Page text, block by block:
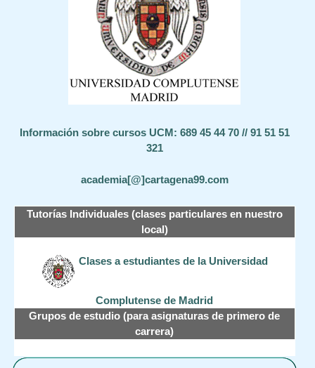
Información sobre cursos UCM: 689 45 44 70 // 91 51 51
321
academia[@]cartagena99.com
Tutorías Individuales (clases particulares en nuestro
local)
Clases a estudiantes de la Universidad
Complutense de Madrid
Grupos de estudio (para asignaturas de primero de
carrera)